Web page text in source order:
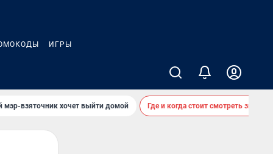
ИГРЫ
мэр-взяточник хочет выйти домой Где и когда стоит смотреть